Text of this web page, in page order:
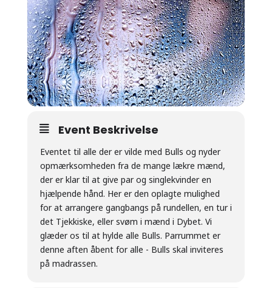
Event Beskrivelse
Eventet til alle der er vilde med Bulls og nyder
opmærksomheden fra de mange lækre mænd,
der er klar til at give par og singlekvinder en
hjælpende hånd. Her er den oplagte mulighed
for at arrangere gangbangs på rundellen, en tur i
det Tjekkiske, eller svøm i mænd i Dybet. Vi
glæder os til at hylde alle Bulls. Parrummet er
denne aften åbent for alle - Bulls skal inviteres
på madrassen.